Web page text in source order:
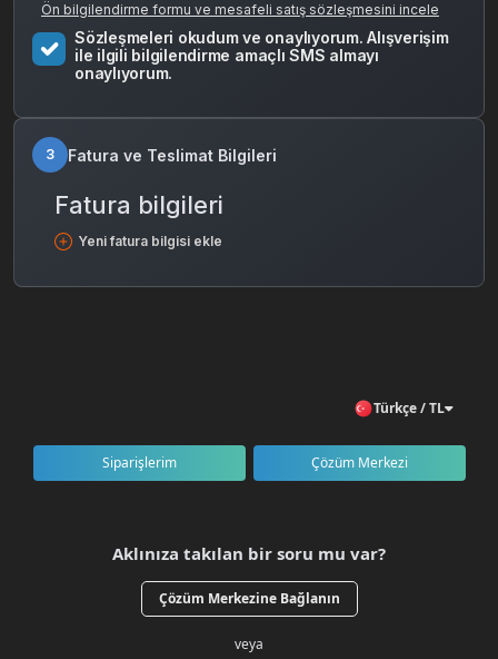
Ön bilgilendirme formu ve mesafeli satış sözleşmesini incele
Sözleşmeleri okudum ve onaylıyorum. Alışverişim
ile ilgili bilgilendirme amaçlı SMS almayı
onaylıyorum.
3 Fatura ve Teslimat Bilgileri
Fatura bilgileri
Yeni fatura bilgisi ekle
Türkçe / TL
Siparişlerim Çözüm Merkezi
Aklınıza takılan bir soru mu var?
Çözüm Merkezine Bağlanın
veya